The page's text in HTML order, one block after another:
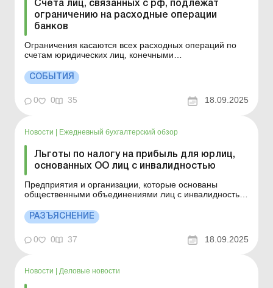
Счета лиц, связанных с рф, подлежат
ограничению на расходные операции
банков
Ограничения касаются всех расходных операций по
счетам юридических лиц, конечными
резиденты рф/рб, независимо от того, кто является
инициатором операции (клиент или взыскатель), за
исключением исчерпывающего перечня разрешенных
операций. Такие ограничения ...
СОБЫТИЯ
0 0 35 18.09.2025
Новости | Ежедневный бухгалтерский обзор
Льготы по налогу на прибыль для юрлиц,
основанных ОО лиц с инвалидностью
Предприятия и организации, которые основаны
общественными объединениями лиц с инвалидностью
на применение льгот по налогу на прибыль. Детальнее
см. ниже. Больше по теме: Сколько дней отпуска
полагается работнику с инвалидностью, если справка
МСЭК был...
РАЗЪЯСНЕНИЕ
0 0 37 18.09.2025
Новости Деловые новости